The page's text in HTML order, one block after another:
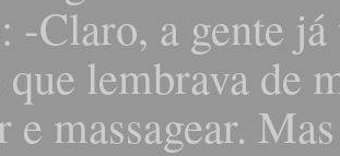
-Claro, a gente
que lembrava de
e massagear.